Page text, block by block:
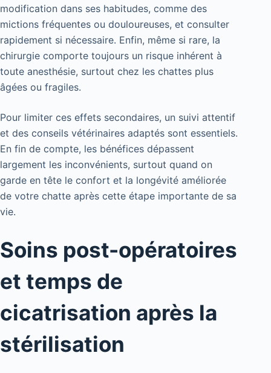
modification dans ses habitudes, comme des
mictions fréquentes ou douloureuses, et consulter
rapidement si nécessaire. Enfin, même si rare, la
chirurgie comporte toujours un risque inhérent à
toute anesthésie, surtout chez les chattes plus
âgées ou fragiles.
Pour limiter ces effets secondaires, un suivi attentif
et des conseils vétérinaires adaptés sont essentiels.
En fin de compte, les bénéfices dépassent
largement les inconvénients, surtout quand on
garde en tête le confort et la longévité améliorée
de votre chatte après cette étape importante de sa
vie.
Soins post-opératoires
et temps de
cicatrisation après la
stérilisation